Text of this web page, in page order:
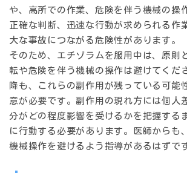
や、高所での作業、危険を伴う機械の操
正確な判断、迅速な行動が求められる作
大な事故につながる危険性があります。
そのため、エチゾラムを服用中は、原則
転や危険を伴う機械の操作は避けてくだ
降も、これらの副作用が残っている可能
意が必要です。副作用の現れ方には個人
分がどの程度影響を受けるかを把握する
に行動する必要があります。医師からも
機械操作を避けるよう指導があるはずで